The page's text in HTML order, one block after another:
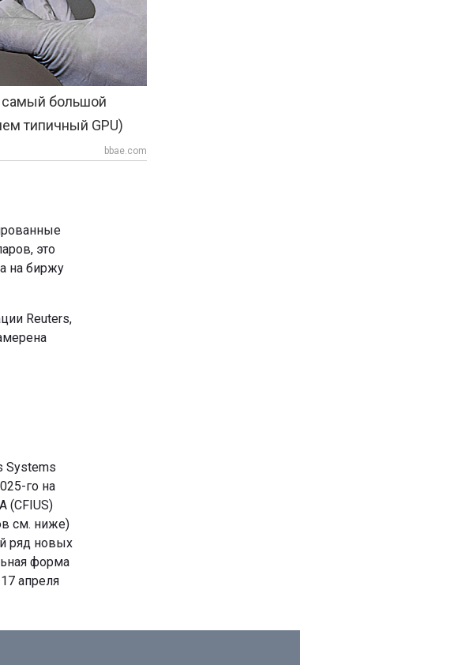
самый большой
типичный GPU)
bbae.com
это
на биржу
Reuters,
Systems
го на
(CFIUS)
см. ниже)
ряд новых
форма
апреля